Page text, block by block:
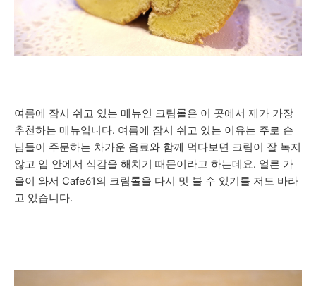
여름에 잠시 쉬고 있는 메뉴인 크림롤은 이 곳에서 제가 가장
추천하는 메뉴입니다. 여름에 잠시 쉬고 있는 이유는 주로 손
님들이 주문하는 차가운 음료와 함께 먹다보면 크림이 잘 녹지
않고 입 안에서 식감을 해치기 때문이라고 하는데요. 얼른 가
을이 와서 Cafe61의 크림롤을 다시 맛 볼 수 있기를 저도 바라
고 있습니다.